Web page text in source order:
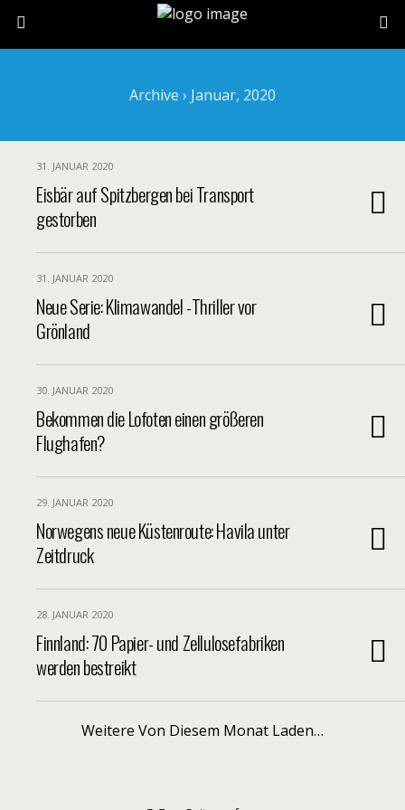
Archive › Januar, 2020
31. JANUAR 2020
Eisbär auf Spitzbergen bei Transport
gestorben
31. JANUAR 2020
Neue Serie: Klimawandel -Thriller vor
Grönland
30. JANUAR 2020
Bekommen die Lofoten einen größeren
Flughafen?
29. JANUAR 2020
Norwegens neue Küstenroute: Havila unter
Zeitdruck
28. JANUAR 2020
Finnland: 70 Papier- und Zellulosefabriken
werden bestreikt
Weitere Von Diesem Monat Laden…